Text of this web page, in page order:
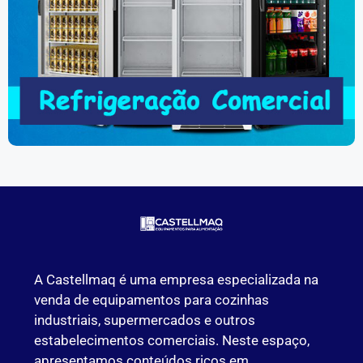
A Castellmaq é uma empresa especializada na
venda de equipamentos para cozinhas
industriais, supermercados e outros
estabelecimentos comerciais. Neste espaço,